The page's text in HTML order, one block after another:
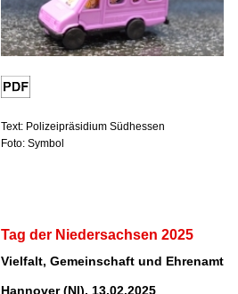
Text: Polizeipräsidium Südhessen
Foto: Symbol
Tag der Niedersachsen 2025
Vielfalt, Gemeinschaft und Ehrenamt
Hannover (NI), 13.02.2025